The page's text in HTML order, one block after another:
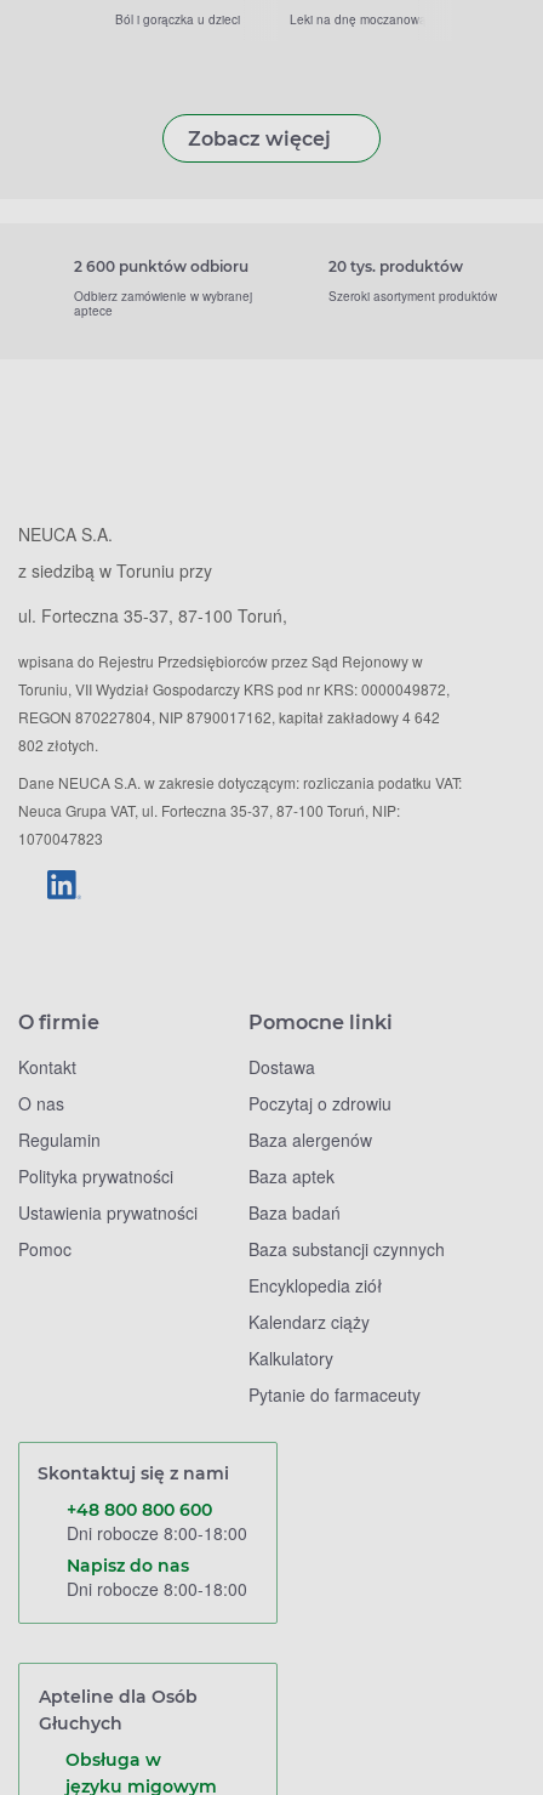
Ból i gorączka u dzieci
Leki na dnę moczanową
Zobacz więcej
2 600 punktów odbioru
Odbierz zamówienie w wybranej
aptece
20 tys. produktów
Szeroki asortyment produktów
NEUCA S.A.
z siedzibą w Toruniu przy
ul. Forteczna 35-37, 87-100 Toruń,
wpisana do Rejestru Przedsiębiorców przez Sąd Rejonowy w
Toruniu, VII Wydział Gospodarczy KRS pod nr KRS: 0000049872,
REGON 870227804, NIP 8790017162, kapitał zakładowy 4 642
802 złotych.
Dane NEUCA S.A. w zakresie dotyczącym: rozliczania podatku VAT:
Neuca Grupa VAT, ul. Forteczna 35-37, 87-100 Toruń, NIP:
1070047823
O firmie
Kontakt
O nas
Regulamin
Polityka prywatności
Ustawienia prywatności
Pomoc
Pomocne linki
Dostawa
Poczytaj o zdrowiu
Baza alergenów
Baza aptek
Baza badań
Baza substancji czynnych
Encyklopedia ziół
Kalendarz ciąży
Kalkulatory
Pytanie do farmaceuty
Skontaktuj się z nami
+48 800 800 600
Dni robocze 8:00-18:00
Napisz do nas
Dni robocze 8:00-18:00
Apteline dla Osób
Głuchych
Obsługa w
języku migowym